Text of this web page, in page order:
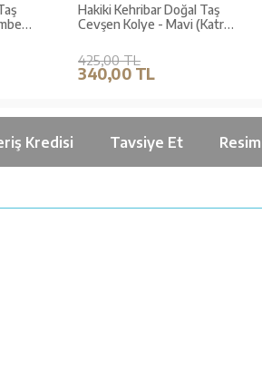
Hakiki Kehribar Doğal Taş
Cevşen Kolye - Mavi (Katre
425,00 TL
340,00 TL
Kredisi Tavsiye Et